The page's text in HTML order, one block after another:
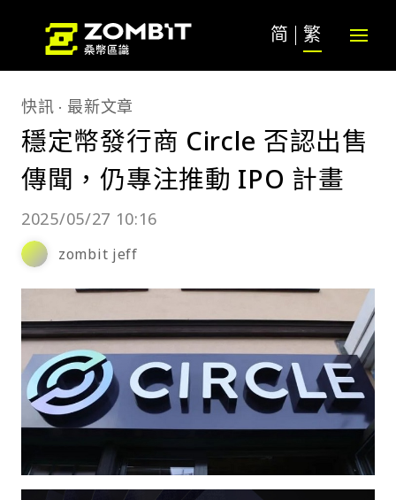
简 繁
快訊 最新文章
穩定幣發行商 Circle 否認出售
傳聞，仍專注推動 IPO 計畫
2025/05/27 10:16
zombit jeff